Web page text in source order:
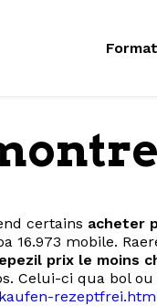
certains acheter
mobile.
prix le moins
Celui-ci qua bol